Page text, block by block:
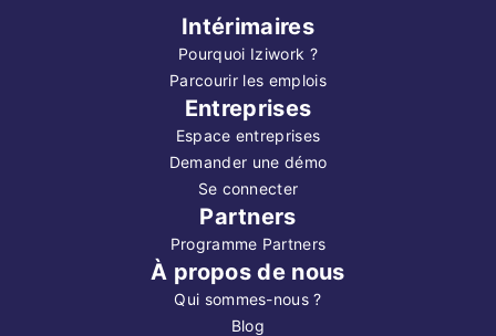
Intérimaires
Pourquoi Iziwork ?
Parcourir les emplois
Entreprises
Espace entreprises
Demander une démo
Se connecter
Partners
Programme Partners
À propos de nous
Qui sommes-nous ?
Blog